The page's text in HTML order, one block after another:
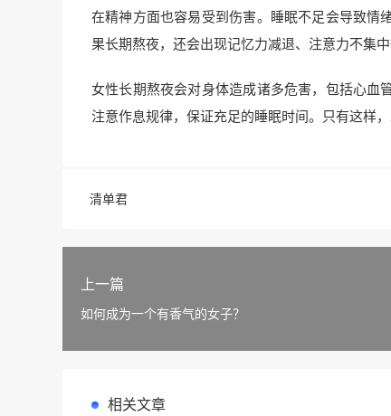
在精神方面也容易受到伤害。睡眠不足会导致情
果长期熬夜，还会出现记忆力减退、注意力不集中
女性长期熬夜会对身体造成诸多危害，包括心血
注意作息规律，保证充足的睡眠时间。只有这样
清单君
上一篇
如何成为一个有香气的女子？
相关文章